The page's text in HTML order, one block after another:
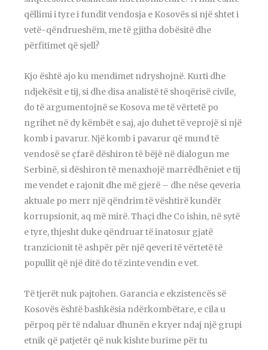
qëllimi i tyre i fundit vendosja e Kosovës si një shtet i
vetë-qëndrueshëm, me të gjitha dobësitë dhe
përfitimet që sjell?
Kjo është ajo ku mendimet ndryshojnë. Kurti dhe
ndjekësit e tij, si dhe disa analistë të shoqërisë civile,
do të argumentojnë se Kosova me të vërtetë po
ngrihet në dy këmbët e saj, ajo duhet të veprojë si një
komb i pavarur. Një komb i pavarur që mund të
vendosë se çfarë dëshiron të bëjë në dialogun me
Serbinë, si dëshiron të menaxhojë marrëdhëniet e tij
me vendet e rajonit dhe më gjerë – dhe nëse qeveria
aktuale po merr një qëndrim të vështirë kundër
korrupsionit, aq më mirë. Thaçi dhe Co ishin, në sytë
e tyre, thjesht duke qëndruar të inatosur gjatë
tranzicionit të ashpër për një qeveri të vërtetë të
popullit që një ditë do të zinte vendin e vet.
Të tjerët nuk pajtohen. Garancia e ekzistencës së
Kosovës është bashkësia ndërkombëtare, e cila u
përpoq për të ndaluar dhunën e kryer ndaj një grupi
etnik që patjetër që nuk kishte burime për tu